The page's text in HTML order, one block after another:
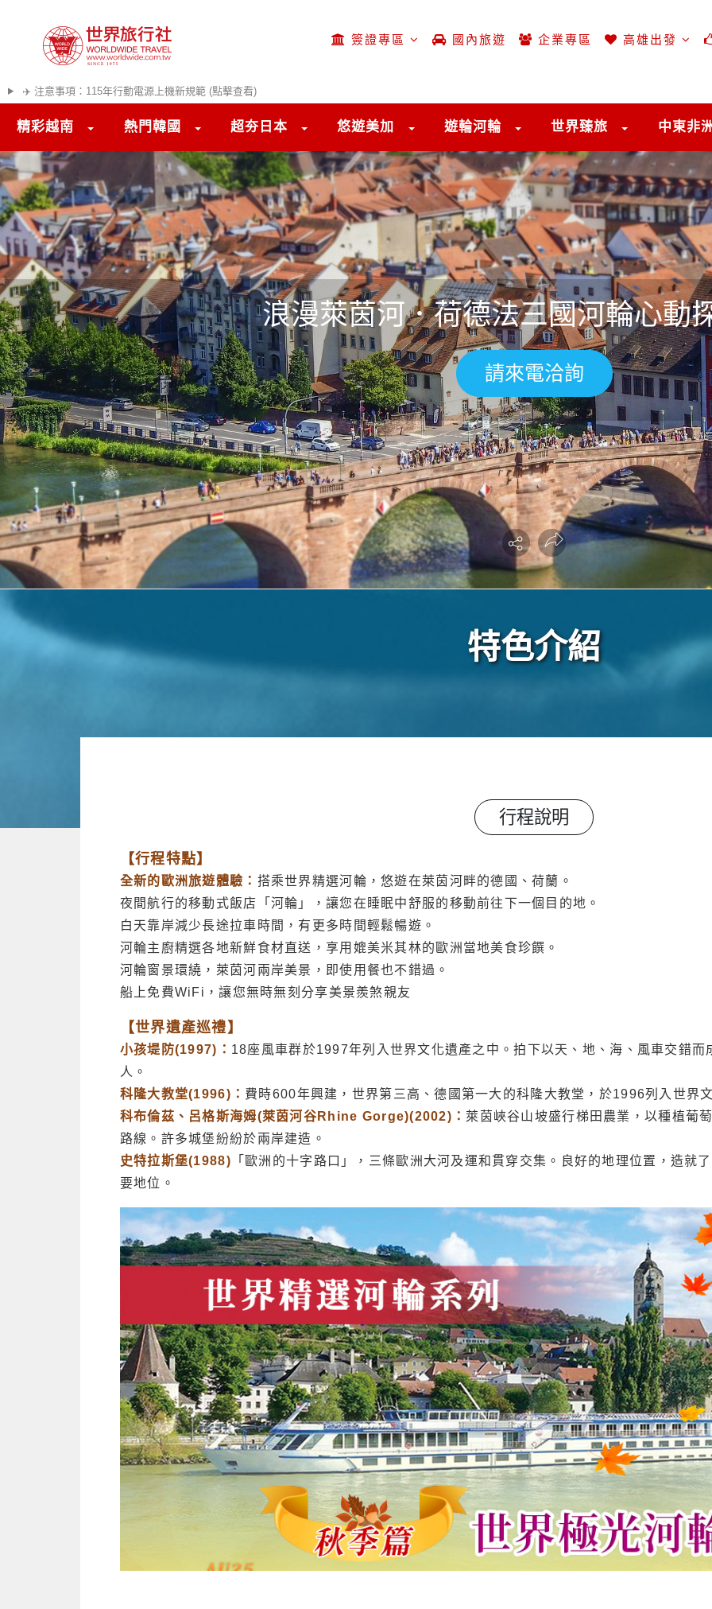
簽證專區 國內旅遊 企業專區 高雄出發
✈️ 注意事項：115年行動電源上機新規範 (點擊查看)
精彩越南 熱門韓國 超夯日本 悠遊美加 遊輪河輪 世界臻旅 中東非
浪漫萊茵河．荷德法三國河輪心動
請來電洽詢
特色介紹
行程說明
【行程特點】
全新的歐洲旅遊體驗： 搭乘世界精選河輪，悠遊在萊茵河畔的德國、荷蘭。
夜間航行的移動式飯店「河輪」，讓您在睡眠中舒服的移動前往下一個目的地。
白天靠岸減少長途拉車時間，有更多時間輕鬆暢遊。
河輪主廚精選各地新鮮食材直送，享用媲美米其林的歐洲當地美食珍饌。
河輪窗景環繞，萊茵河兩岸美景，即使用餐也不錯過。
船上免費WiFi，讓您無時無刻分享美景羨煞親友
【世界遺產巡禮】
小孩堤防(1997)： 18座風車群於1997年列入世界文化遺產之中。拍下以天、地、海、風車交錯
人。
科隆大教堂(1996)： 費時600年興建，世界第三高、德國第一大的科隆大教堂，於1996列入世界
科布倫茲、呂格斯海姆(萊茵河谷Rhine Gorge)(2002)： 萊茵峽谷山坡盛行梯田農業，以種植葡
路線。許多城堡紛紛於兩岸建造。
史特拉斯堡(1988) 「歐洲的十字路口」，三條歐洲大河及運和貫穿交集。良好的地理位置，造就
要地位。